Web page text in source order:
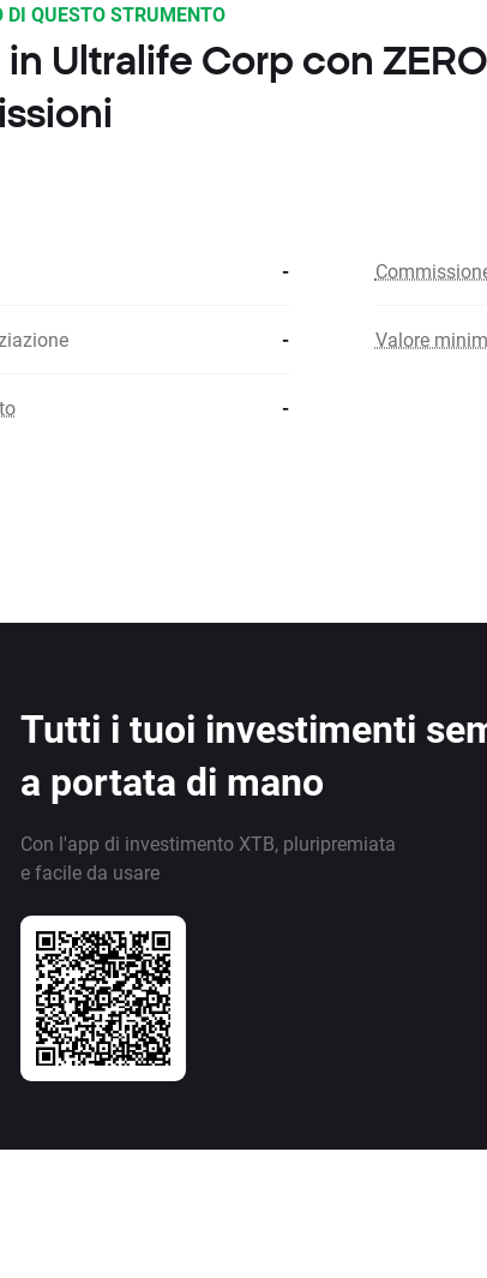
DI QUESTO STRUMENTO
Ultralife Corp con ZERO
-
- Valore
-
Tutti i tuoi investimenti
a portata di mano
Con l'app di investimento XTB, pluripremiata
e facile da usare